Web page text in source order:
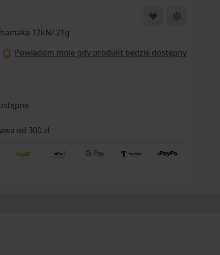
12kN/ 21g
Powiadom mnie gdy produkt będzie dostępny
od 300 zł